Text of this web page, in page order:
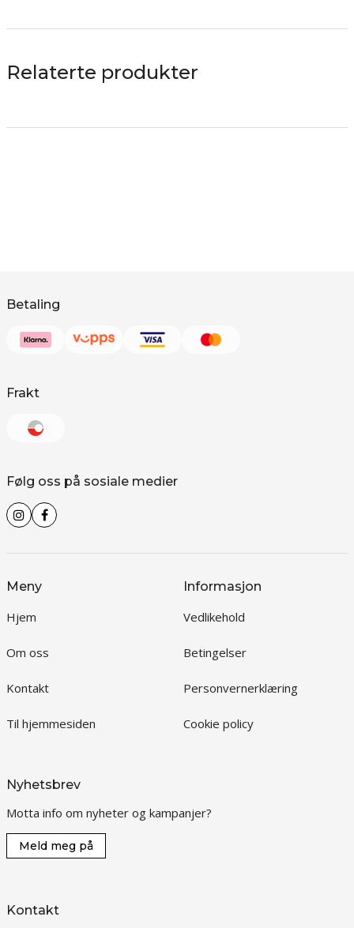
Relaterte produkter
Betaling
Frakt
Følg oss på sosiale medier
Meny
Hjem
Om oss
Kontakt
Til hjemmesiden
Informasjon
Vedlikehold
Betingelser
Personvernerklæring
Cookie policy
Nyhetsbrev
Motta info om nyheter og kampanjer?
Meld meg på
Kontakt